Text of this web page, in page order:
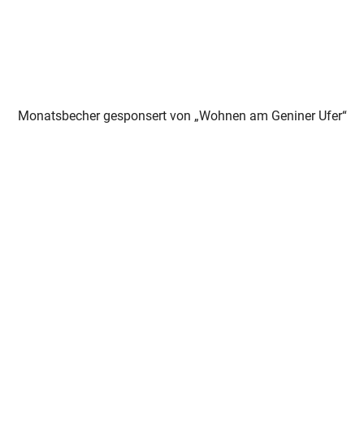
Monatsbecher gesponsert von „Wohnen am Geniner Ufer“